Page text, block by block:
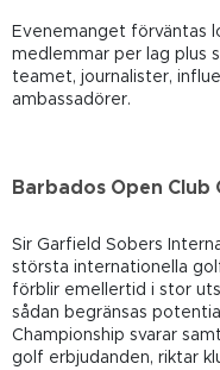
Evenemanget förväntas
medlemmar per lag plus
teamet, journalister,
ambassadörer.
Barbados Open
Sir Garfield Sobers
största internationella
förblir emellertid i stor
sådan begränsas
Championship svarar
golf erbjudanden, riktar